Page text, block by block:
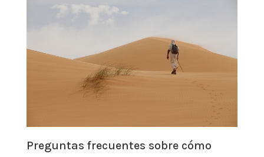
Preguntas frecuentes sobre cómo